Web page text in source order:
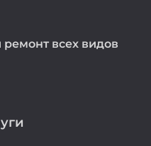
всех видов